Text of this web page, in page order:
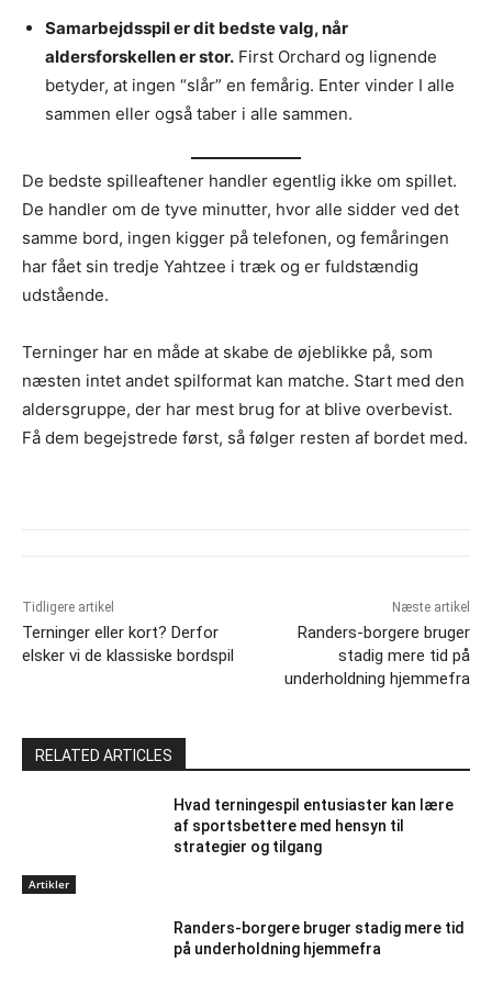
Samarbejdsspil er dit bedste valg, når
aldersforskellen er stor. First Orchard og lignende
betyder, at ingen “slår” en femårig. Enter vinder I alle
sammen eller også taber i alle sammen.
De bedste spilleaftener handler egentlig ikke om spillet.
De handler om de tyve minutter, hvor alle sidder ved det
samme bord, ingen kigger på telefonen, og femåringen
har fået sin tredje Yahtzee i træk og er fuldstændig
udstående.
Terninger har en måde at skabe de øjeblikke på, som
næsten intet andet spilformat kan matche. Start med den
aldersgruppe, der har mest brug for at blive overbevist.
Få dem begejstrede først, så følger resten af bordet med.
Tidligere artikel
Terninger eller kort? Derfor
elsker vi de klassiske bordspil
Næste artikel
Randers-borgere bruger
stadig mere tid på
underholdning hjemmefra
RELATED ARTICLES
Artikler
Hvad terningespil entusiaster kan lære
af sportsbettere med hensyn til
strategier og tilgang
Randers-borgere bruger stadig mere tid
på underholdning hjemmefra